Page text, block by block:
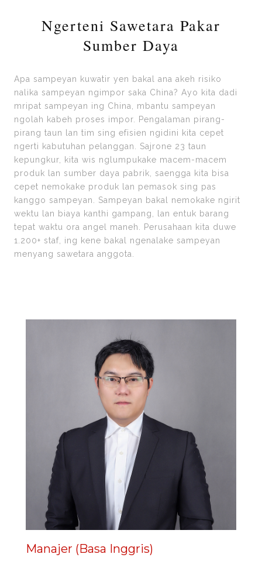
Ngerteni Sawetara Pakar
Sumber Daya
Apa sampeyan kuwatir yen bakal ana akeh risiko
nalika sampeyan ngimpor saka China? Ayo kita dadi
mripat sampeyan ing China, mbantu sampeyan
ngolah kabeh proses impor. Pengalaman pirang-
pirang taun lan tim sing efisien ngidini kita cepet
ngerti kabutuhan pelanggan. Sajrone 23 taun
kepungkur, kita wis nglumpukake macem-macem
produk lan sumber daya pabrik, saengga kita bisa
cepet nemokake produk lan pemasok sing pas
kanggo sampeyan. Sampeyan bakal nemokake ngirit
wektu lan biaya kanthi gampang, lan entuk barang
tepat waktu ora angel maneh. Perusahaan kita duwe
1.200+ staf, ing kene bakal ngenalake sampeyan
menyang sawetara anggota.
Manajer (Basa Inggris)